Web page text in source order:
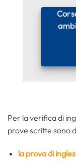
Per la verifica di
prove scritte sono
la prova di